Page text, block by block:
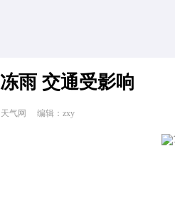
雨 交通受影响
气网 编辑：zxy